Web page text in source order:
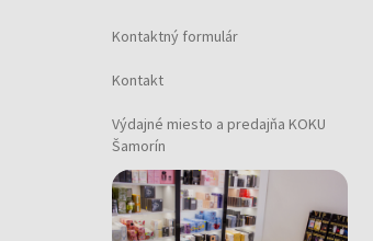
Kontaktný formulár
Kontakt
Výdajné miesto a predajňa KOKU
Šamorín